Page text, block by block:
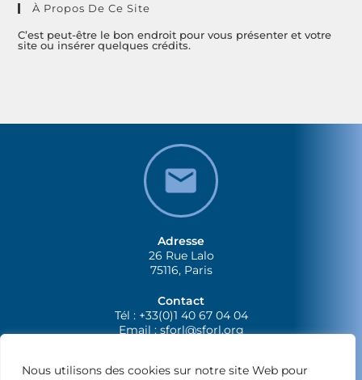
Nous utilisons des cookies sur notre site Web pour
À Propos De Ce Site
C’est peut-être le bon endroit pour vous présenter et votre
site ou insérer quelques crédits.
Adresse
26 Rue Lalo
75116, Paris
Contact
Tél : +33(0)1 40 67 04 04
Email :sforl@sforl.org